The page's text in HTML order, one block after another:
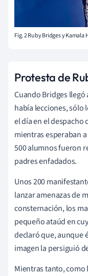
Fig. 2 Ruby Bridges y Kamala
Protesta de
Cuando Bridges llegó
había lecciones, sólo
el día en el
mientras esperaban
500 alumnos fueron
padres enfadados.
Unos 200
lanzar amenazas de
consternación, los
pequeño ataúd en
declaró que, aunque
imagen la persiguió
Mientras tanto, como